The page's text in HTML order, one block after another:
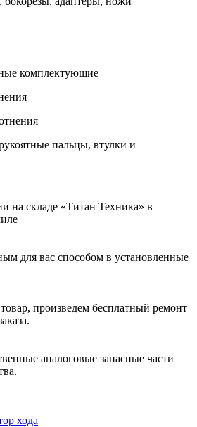
комплектующие
пальцы, втулки и
на складе «Титан Техника» в
для вас способом в установленные
произведем бесплатный ремонт
аналоговые запасные части
хода